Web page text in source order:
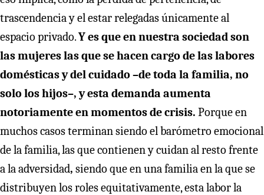
trascendencia y el estar relegadas únicamente al
espacio privado.Y es que en nuestra sociedad son
las mujeres las que se hacen cargo de las labores
domésticas y del cuidado –de toda la familia, no
solo los hijos–, y esta demanda aumenta
notoriamente en momentos de crisis. Porque en
muchos casos terminan siendo el barómetro emocional
de la familia, las que contienen y cuidan al resto frente
a la adversidad, siendo que en una familia en la que se
distribuyen los roles equitativamente, esta labor la